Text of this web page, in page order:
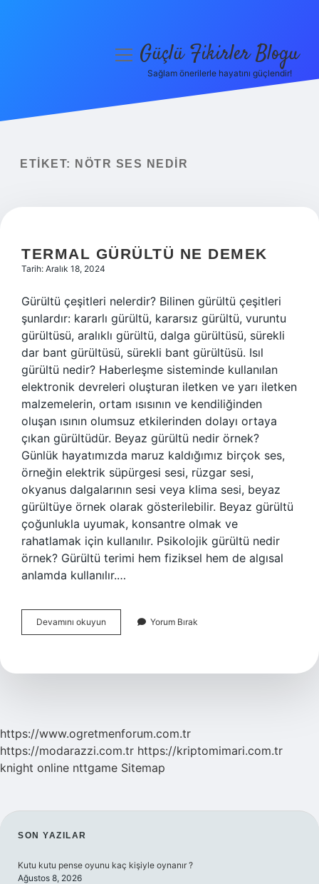
Yasal Uyarı
menüyüGüçlü Fikirler Blogu
Sağlam önerilerle hayatını güçlendir!
ETIKET: NÖTR SES NEDIR
TERMAL GÜRÜLTÜ NE DEMEK
Tarih: Aralık 18, 2024
Gürültü çeşitleri nelerdir? Bilinen gürültü çeşitleri
şunlardır: kararlı gürültü, kararsız gürültü, vuruntu
gürültüsü, aralıklı gürültü, dalga gürültüsü, sürekli
dar bant gürültüsü, sürekli bant gürültüsü. Isıl
gürültü nedir? Haberleşme sisteminde kullanılan
elektronik devreleri oluşturan iletken ve yarı iletken
malzemelerin, ortam ısısının ve kendiliğinden
oluşan ısının olumsuz etkilerinden dolayı ortaya
çıkan gürültüdür. Beyaz gürültü nedir örnek?
Günlük hayatımızda maruz kaldığımız birçok ses,
örneğin elektrik süpürgesi sesi, rüzgar sesi,
okyanus dalgalarının sesi veya klima sesi, beyaz
gürültüye örnek olarak gösterilebilir. Beyaz gürültü
çoğunlukla uyumak, konsantre olmak ve
rahatlamak için kullanılır. Psikolojik gürültü nedir
örnek? Gürültü terimi hem fiziksel hem de algısal
anlamda kullanılır.…
Devamını okuyun
Gürültü
Yorum Bırak
https://www.ogretmenforum.com.tr
https://modarazzi.com.tr https://kriptomimari.com.tr
knight online nttgame Sitemap
SIDEBAR
SON YAZILAR
Kutu kutu pense oyunu kaç kişiyle oynanır ?
Ağustos 8, 2026